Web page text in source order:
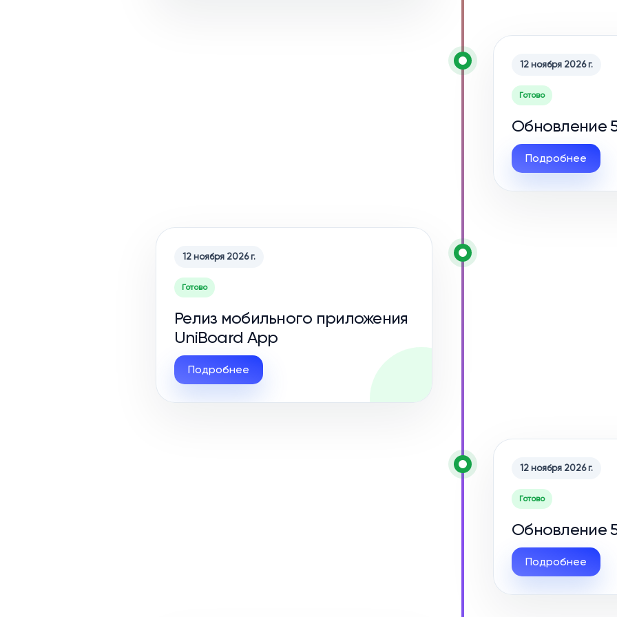
12 ноября 2026 г.
Готово
Обновление
Подробнее
12 ноября 2026 г.
Готово
Релиз мобильного приложения
UniBoard App
Подробнее
12 ноября 2026 г.
Готово
Обновление
Подробнее